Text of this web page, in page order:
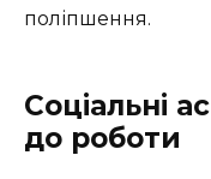
поліпшення.
Соціальні
до роботи